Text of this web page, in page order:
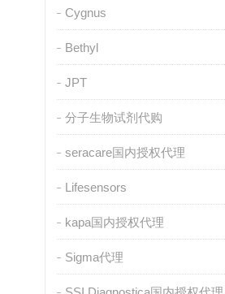
Cygnus
Bethyl
JPT
分子生物试剂代购
seracare国内授权代理
Lifesensors
kapa国内授权代理
Sigma代理